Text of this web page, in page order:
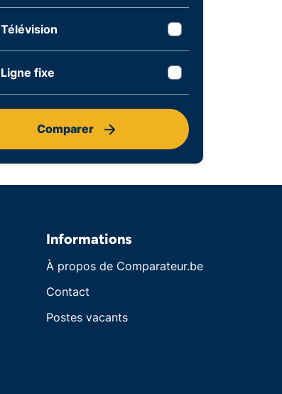
Télévision
Ligne fixe
Comparer
Informations
À propos de Comparateur.be
Contact
Postes vacants